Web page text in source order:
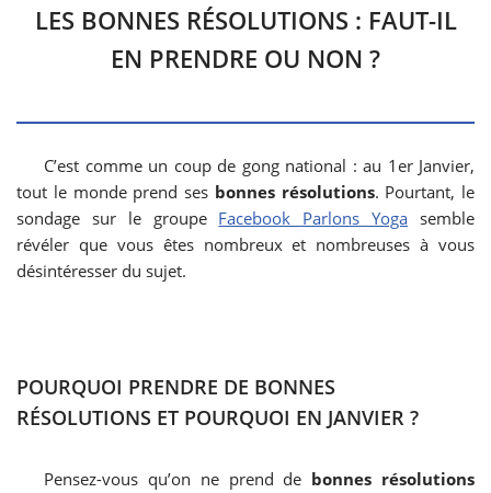
LES BONNES RÉSOLUTIONS : FAUT-IL
EN PRENDRE OU NON ?
C’est comme un coup de gong national : au 1er Janvier,
tout le monde prend ses bonnes résolutions. Pourtant, le
sondage sur le groupe Facebook Parlons Yoga semble
révéler que vous êtes nombreux et nombreuses à vous
désintéresser du sujet.
POURQUOI PRENDRE DE BONNES
RÉSOLUTIONS ET POURQUOI EN JANVIER ?
Pensez-vous qu’on ne prend de bonnes résolutions